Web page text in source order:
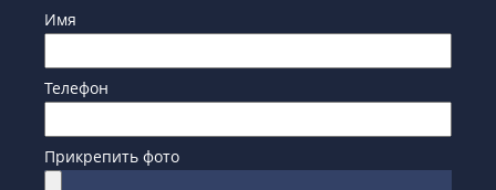
Имя
Телефон
Прикрепить фото